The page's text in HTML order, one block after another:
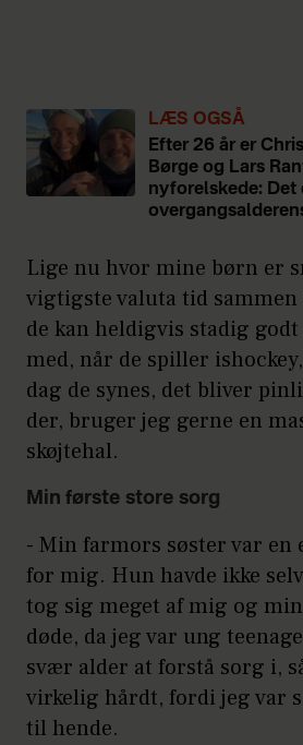
LÆS OGSÅ
Efter 26 år er
Børge og Lars
nyforelskede: Det
Lige nu hvor mine børn er
vigtigste valuta tid sammen
de kan heldigvis stadig
med, når de spiller
dag de synes, det bliver
der, bruger jeg gerne en
skøjtehal.
Min første store sorg
- Min farmors søster var en
for mig. Hun havde ikke
tog sig meget af mig og
døde, da jeg var ung
svær alder at forstå sorg i,
virkelig hårdt, fordi jeg var
til hende.